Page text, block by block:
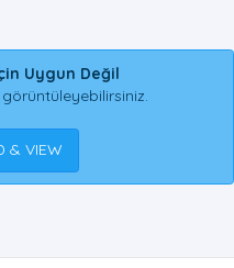
Uygun Değil
& VIEW